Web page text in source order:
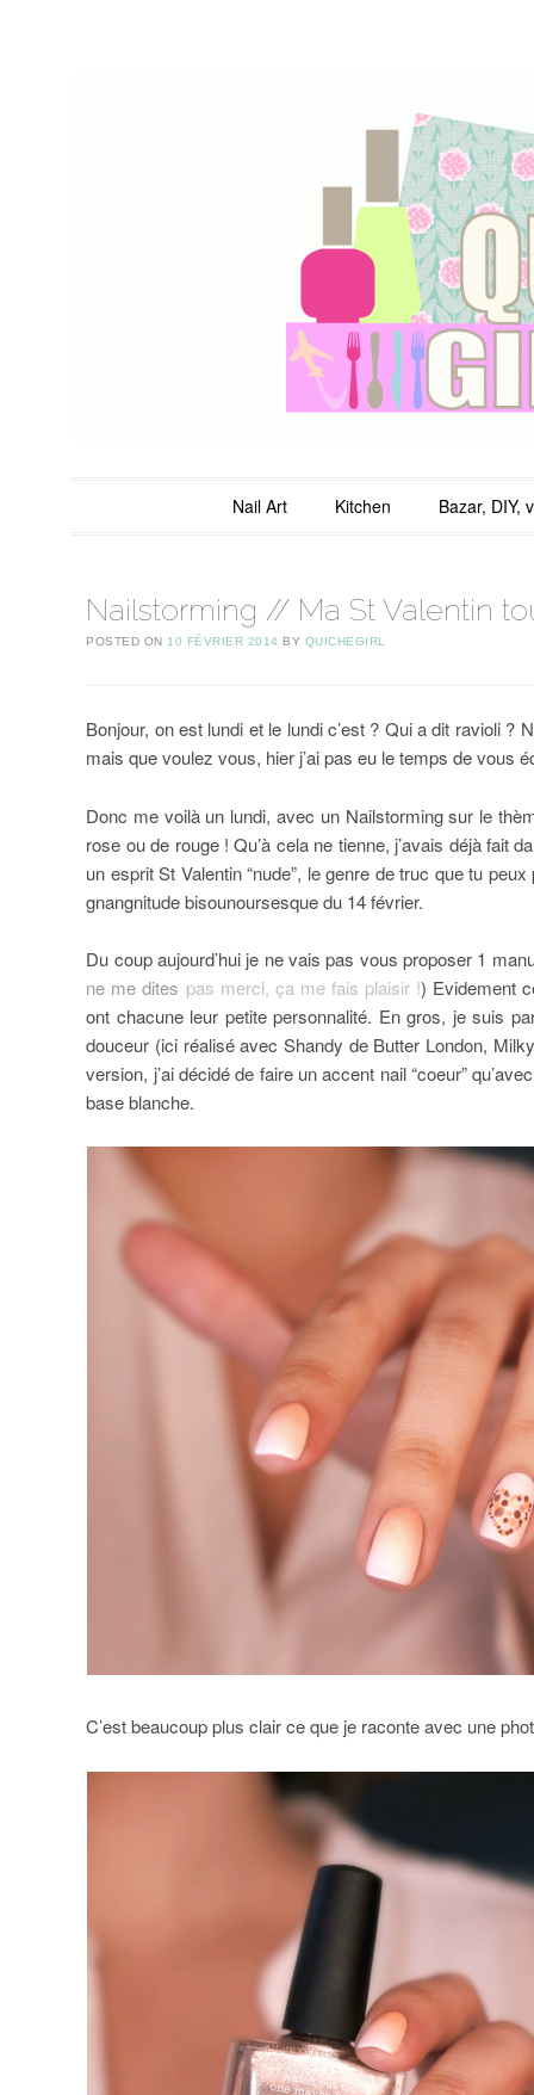
QuicheGirl
Nail Art Kitchen Bazar, DIY,
Nailstorming // Ma St Valentin
POSTED ON 10 FÉVRIER 2014 BY QUICHEGIRL
Bonjour, on est lundi et le lundi c’est ? Qui a dit ravioli
mais que voulez vous, hier j’ai pas eu le temps de vous
Donc me voilà un lundi, avec un Nailstorming sur le
rose ou de rouge ! Qu’à cela ne tienne, j’avais déjà
un esprit St Valentin “nude”, le genre de truc que tu
gnangnitude bisounoursesque du 14 février.
Du coup aujourd’hui je ne vais pas vous proposer 1
ne me dites pas merci, ça me fais plaisir !) Evidement
ont chacune leur petite personnalité. En gros, je suis
douceur (ici réalisé avec Shandy de Butter London,
version, j’ai décidé de faire un accent nail “coeur”
base blanche.
C’est beaucoup plus clair ce que je raconte avec une